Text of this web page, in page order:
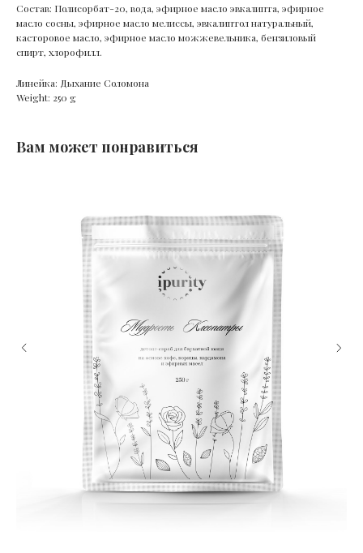
Состав: Полисорбат-20, вода, эфирное масло эвкалипта, эфирное
масло сосны, эфирное масло мелиссы, эвкалиптол натуральный,
касторовое масло, эфирное масло можжевельника, бензиловый
спирт, хлорофилл.
Линейка: Дыхание Соломона
Weight: 250 g
Вам может понравиться